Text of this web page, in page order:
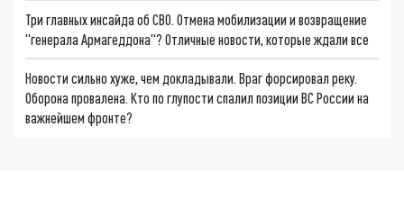
Три главных инсайда об СВО. Отмена мобилизации и возвращение
"генерала Армагеддона"? Отличные новости, которые ждали все
Новости сильно хуже, чем докладывали. Враг форсировал реку.
Оборона провалена. Кто по глупости спалил позиции ВС России на
важнейшем фронте?